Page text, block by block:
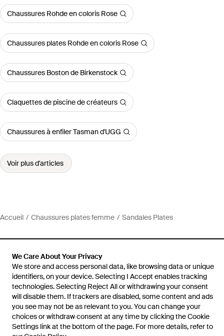
We Care About Your Privacy
We store and access personal data, like browsing data or unique
identifiers, on your device. Selecting I Accept enables tracking
technologies. Selecting Reject All or withdrawing your consent
will disable them. If trackers are disabled, some content and ads
you see may not be as relevant to you. You can change your
choices or withdraw consent at any time by clicking the Cookie
Settings link at the bottom of the page. For more details, refer to
Chaussures Rohde en coloris Rose
Chaussures plates Rohde en coloris Rose
Chaussures Boston de Birkenstock
Claquettes de piscine de créateurs
Chaussures à enfiler Tasman d'UGG
Voir plus d'articles
Accueil Chaussures plates femme Sandales Plates
Aide et infos